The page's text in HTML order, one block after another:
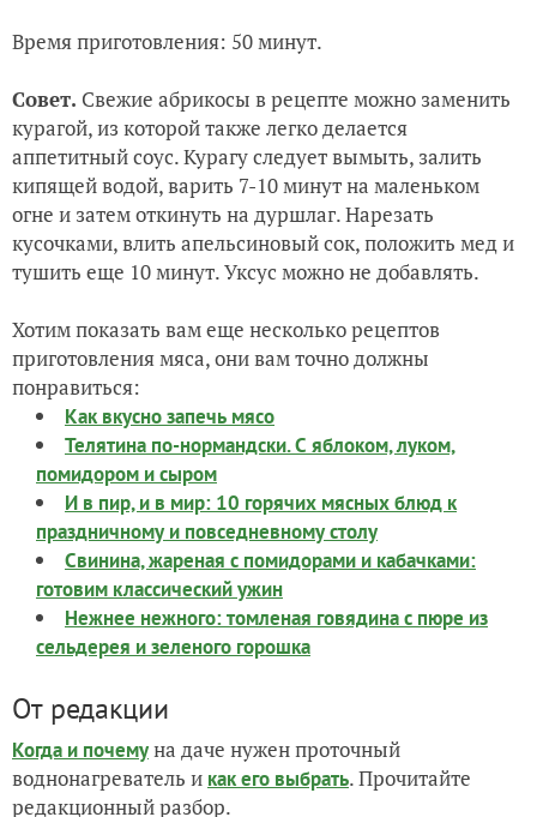
Время приготовления: 50 минут.
Совет. Свежие абрикосы в рецепте можно заменить
курагой, из которой также легко делается
аппетитный соус. Курагу следует вымыть, залить
кипящей водой, варить 7-10 минут на маленьком
огне и затем откинуть на дуршлаг. Нарезать
кусочками, влить апельсиновый сок, положить мед и
тушить еще 10 минут. Уксус можно не добавлять.
Хотим показать вам еще несколько рецептов
приготовления мяса, они вам точно должны
понравиться:
Как вкусно запечь мясо
Телятина по-нормандски. С яблоком, луком,
помидором и сыром
И в пир, и в мир: 10 горячих мясных блюд к
праздничному и повседневному столу
Свинина, жареная с помидорами и кабачками:
готовим классический ужин
Нежнее нежного: томленая говядина с пюре из
сельдерея и зеленого горошка
От редакции
Когда и почемуна даче нужен проточный
воднонагреватель и как его выбрать. Прочитайте
редакционный разбор.